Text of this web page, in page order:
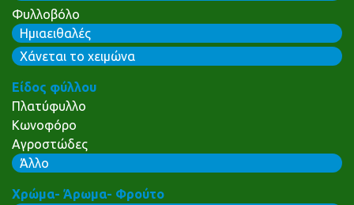
Φυλλοβόλο
Ημιαειθαλές
Χάνεται το χειμώνα
Είδος φύλλου
Πλατύφυλλο
Κωνοφόρο
Αγροστώδες
Άλλο
Χρώμα- Άρωμα- Φρούτο